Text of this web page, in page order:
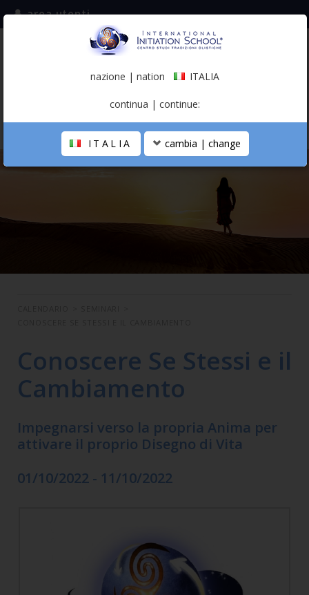
iscriviti alla mailing list
(italiano)
area utenti
LA SCUOLA
Conoscere Se Stessi e il
Cambiamento
Impegnarsi verso la propria Anima per
attivare il proprio Disegno di Vita
01/10/2022 - 11/10/2022
nazione | nation ITALIA
continua | continue:
ITALIA cambia | change